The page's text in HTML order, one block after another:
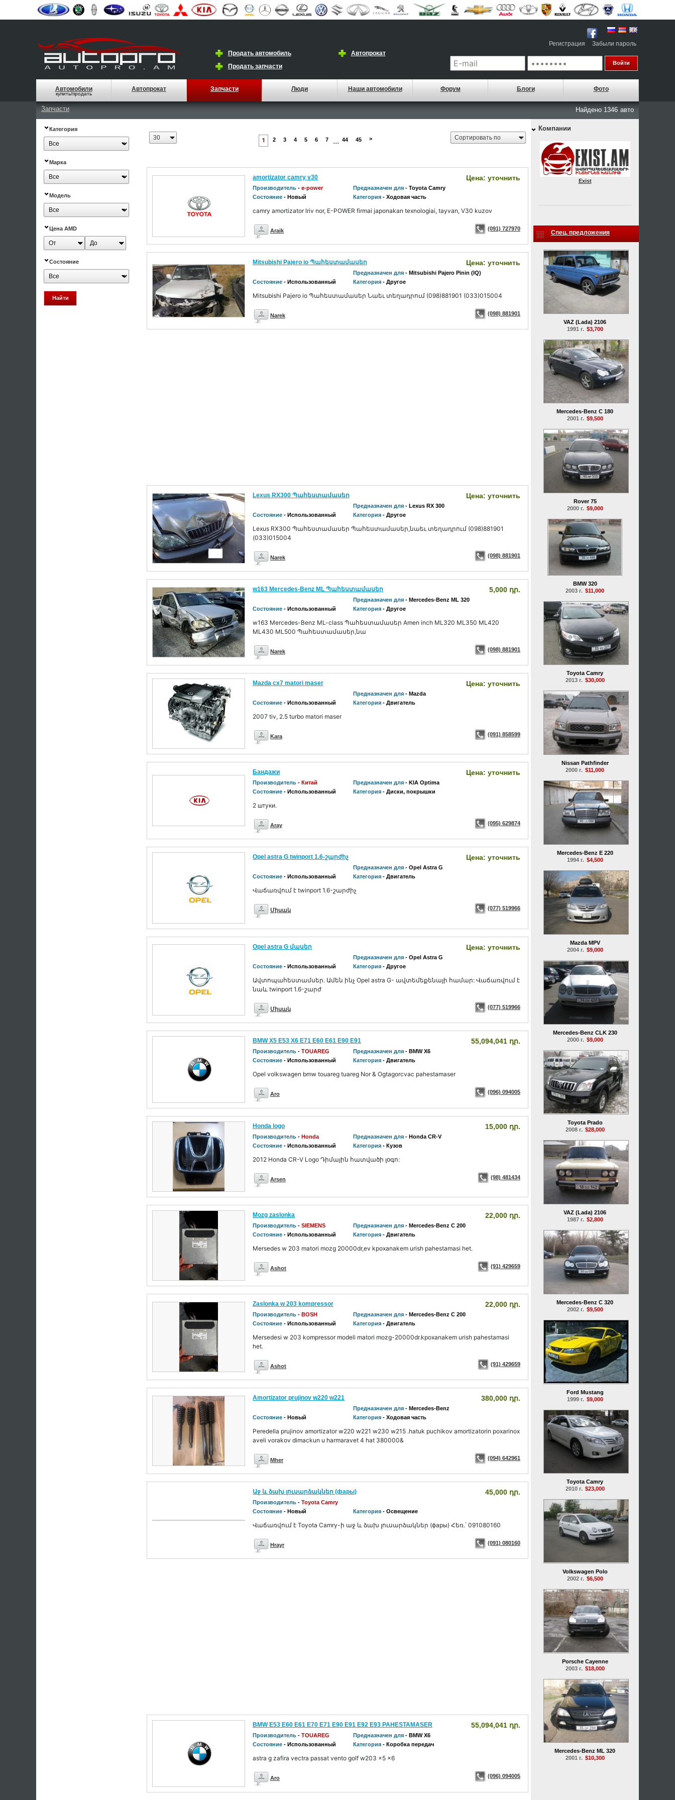
Продать автомобиль
Автопрокат
Продать запчасти
Регистрация Забыли пароль
Автомобили
купить/продать
Автопрокат Запчасти Люди Наши автомобили Форум Блоги Фото
Запчасти Найдено 1346 авто
Категория
Марка
Модель
Цена AMD
Состояние
1 2 3 4 5 6 7 ... 44 45 >
amortizator camry v30 Цена: уточнить
Производитель - e-power Предназначен для - Toyota Camry
Состояние - Новый Категория - Ходовая часть
camry amortizator lriv nor, E-POWER firmai japonakan texnologiai, tayvan, V30 kuzov
Araik (091) 727970
Mitsubishi Pajero io Պահեստամասեր Цена: уточнить
Предназначен для - Mitsubishi Pajero Pinin (IQ)
Состояние - Использованный Категория - Другое
Mitsubishi Pajero io Պահեստամասեր Նաեւ տեղադրում (098)881901 (033)015004
Narek (098) 881901
Lexus RX300 Պահեստամասեր Цена: уточнить
Предназначен для - Lexus RX 300
Состояние - Использованный Категория - Другое
Lexus RX300 Պահեստամասեր Պահեստամասեր,նաեւ տեղադրում (098)881901
(033)015004
Narek (098) 881901
w163 Mercedes-Benz ML Պահեստամասեր 5,000 դր.
Предназначен для - Mercedes-Benz ML 320
Состояние - Использованный Категория - Другое
w163 Mercedes-Benz ML-class Պահեստամասեր Amen inch ML320 ML350 ML420
ML430 ML500 Պահեստամասեր,նա
Narek (098) 881901
Mazda cx7 matori maser Цена: уточнить
Предназначен для - Mazda
Состояние - Использованный Категория - Двигатель
2007 tiv, 2.5 turbo matori maser
Kara (091) 858599
Бандажи Цена: уточнить
Производитель - Китай Предназначен для - KIA Optima
Состояние - Использованный Категория - Диски, покрышки
2 штуки.
Aray (095) 629874
Opel astra G twinport 1.6-շարժիչ Цена: уточнить
Предназначен для - Opel Astra G
Состояние - Использованный Категория - Двигатель
Վաճառվում է twinport 1.6-շարժիչ
Միսակ (077) 519966
Opel astra G մասեր Цена: уточнить
Предназначен для - Opel Astra G
Состояние - Использованный Категория - Другое
Ավտոպահեստամսեր. Ամեն ինչ Opel astra G- ավտեմեքենայի համար: Վաճառվում է
նաև twinport 1.6-շարժ
Միսակ (077) 519966
BMW X5 E53 X6 E71 E60 E61 E90 E91 55,094,041 դր.
Производитель - TOUAREG Предназначен для - BMW X6
Состояние - Использованный Категория - Двигатель
Opel volkswagen bmw touareg tuareg Nor & Ogtagorcvac pahestamaser
Aro (096) 094005
Honda logo 15,000 դր.
Производитель - Honda Предназначен для - Honda CR-V
Состояние - Использованный Категория - Кузов
2012 Honda CR-V Logo Դիմային հատվածի լօգո:
Arsen (98) 481434
Mozg zaslonka 22,000 դր.
Производитель - SIEMENS Предназначен для - Mercedes-Benz C 200
Состояние - Использованный Категория - Двигатель
Mersedes w 203 matori mozg 20000dr,ev kpoxanakem urish pahestamasi het.
Ashot (91) 429659
Zaslonka w 203 kompressor 22,000 դր.
Производитель - BOSH Предназначен для - Mercedes-Benz C 200
Состояние - Использованный Категория - Двигатель
Mersedesi w 203 kompressor modeli matori mozg-20000dr.kpoxanakem urish pahestamasi
het.
Ashot (91) 429659
Amortizator prujinov w220 w221 380,000 դր.
Предназначен для - Mercedes-Benz
Состояние - Новый Категория - Ходовая часть
Peredella prujinov amortizator w220 w221 w230 w215 .hatuk puchikov amortizatorin poxarinox
aveli vorakov dimackun u harmaravet 4 hat 380000&
Mher (094) 642961
Աջ և ձախ լուսարձակներ (фары) 45,000 դր.
Производитель - Toyota Camry
Состояние - Новый Категория - Освещение
Վաճառվում է Toyota Camry-ի աջ և ձախ լուսարձակներ (фары) Հեռ.՝ 091080160
Hrayr (091) 080160
BMW E53 E60 E61 E70 E71 E90 E91 E92 E93 PAHESTAMASER 55,094,041 դր.
Производитель - TOUAREG Предназначен для - BMW X6
Состояние - Использованный Категория - Коробка передач
astra g zafira vectra passat vento golf w203 x5 x6
Aro (096) 094005
Компании
Exist
Спец. предложения
VAZ (Lada) 2106
1991 г. $3,700
Mercedes-Benz C 180
2001 г. $9,500
Rover 75
2000 г. $9,000
BMW 320
2003 г. $11,000
Toyota Camry
2013 г. $30,000
Nissan Pathfinder
2000 г. $11,000
Mercedes-Benz E 220
1994 г. $4,500
Mazda MPV
2004 г. $9,000
Mercedes-Benz CLK 230
2000 г. $9,000
Toyota Prado
2008 г. $28,000
VAZ (Lada) 2106
1987 г. $2,800
Mercedes-Benz C 320
2002 г. $9,500
Ford Mustang
1999 г. $9,000
Toyota Camry
2010 г. $23,000
Volkswagen Polo
2002 г. $6,500
Porsche Cayenne
2003 г. $18,000
Mercedes-Benz ML 320
2001 г. $10,300